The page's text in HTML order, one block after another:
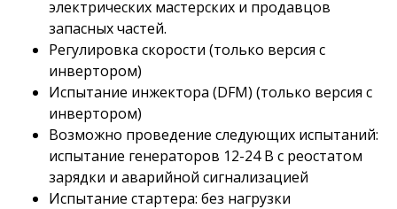
электрических мастерских и продавцов
запасных частей.
Регулировка скорости (только версия с
инвертором)
Испытание инжектора (DFM) (только версия с
инвертором)
Возможно проведение следующих испытаний:
испытание генераторов 12-24 В с реостатом
зарядки и аварийной сигнализацией
Испытание стартера: без нагрузки